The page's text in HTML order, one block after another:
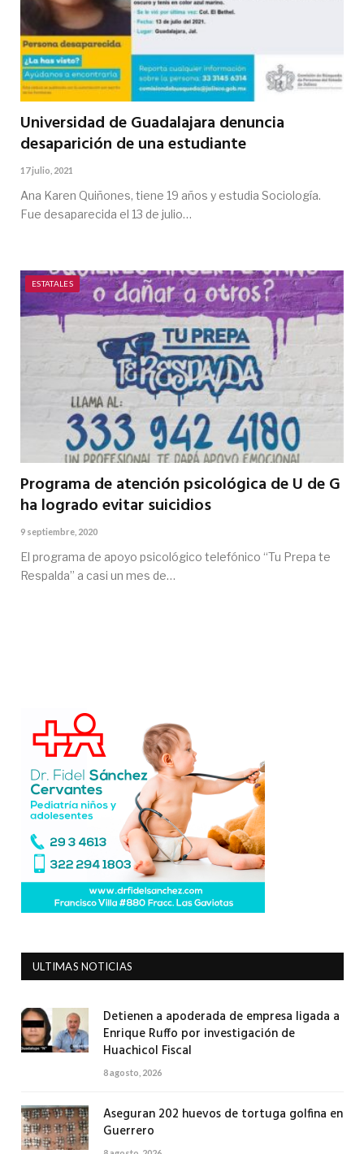
Universidad de Guadalajara denuncia
desaparición de una estudiante
17 julio, 2021
Ana Karen Quiñones, tiene 19 años y estudia Sociología.
Fue desaparecida el 13 de julio…
ESTATALES
Programa de atención psicológica de U de G
ha logrado evitar suicidios
9 septiembre, 2020
El programa de apoyo psicológico telefónico “Tu Prepa te
Respalda” a casi un mes de…
ULTIMAS NOTICIAS
Detienen a apoderada de empresa ligada a
Enrique Ruffo por investigación de
Huachicol Fiscal
8 agosto, 2026
Aseguran 202 huevos de tortuga golfina en
Guerrero